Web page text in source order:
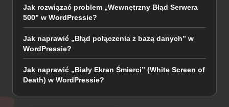
Jak rozwiązać problem „Wewnętrzny Błąd Serwera
500” w WordPressie?
Jak naprawić „Błąd połączenia z bazą danych” w
WordPressie?
Jak naprawić „Biały Ekran Śmierci” (White Screen of
Death) w WordPressie?